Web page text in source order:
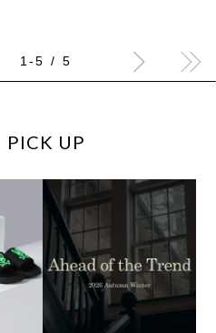
1-5 / 5
PICK UP